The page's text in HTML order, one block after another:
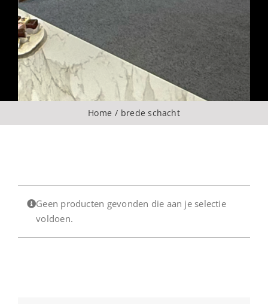
Over ons
CONTACT
Home brede schacht
Geen producten gevonden die aan je selectie
voldoen.